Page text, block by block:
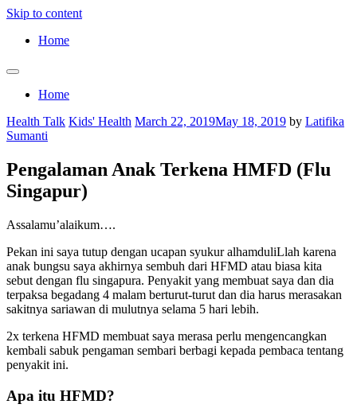
Skip to content
Home
Home
Health Talk Kids' Health March 22, 2019May 18, 2019 by Latifika
Sumanti
Pengalaman Anak Terkena HMFD (Flu
Singapur)
Assalamu’alaikum….
Pekan ini saya tutup dengan ucapan syukur alhamduliLlah karena
anak bungsu saya akhirnya sembuh dari HFMD atau biasa kita
sebut dengan flu singapura. Penyakit yang membuat saya dan dia
terpaksa begadang 4 malam berturut-turut dan dia harus merasakan
sakitnya sariawan di mulutnya selama 5 hari lebih.
2x terkena HFMD membuat saya merasa perlu mengencangkan
kembali sabuk pengaman sembari berbagi kepada pembaca tentang
penyakit ini.
Apa itu HFMD?